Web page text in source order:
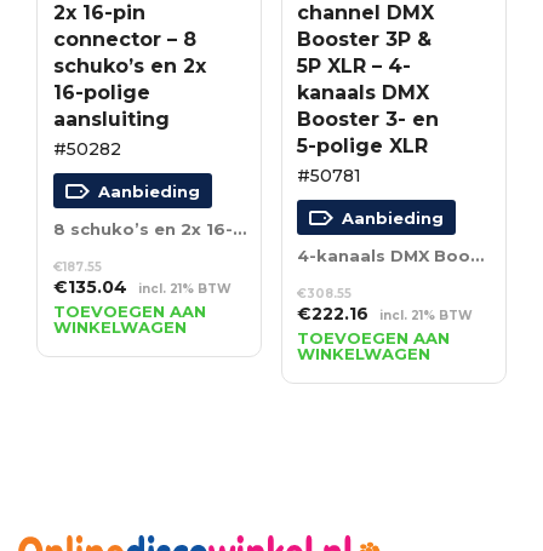
2x 16-pin
connector – 8
schuko’s en 2x
16-polige
aansluiting
#50282
Aanbieding
8 schuko’s en 2x 16-polige aansluiting
€187.55
Oorspronkelijke
prijs
was:
€187.55.
€135.04Huidige
prijs
is:
€135.04.
incl. 21% BTW
TOEVOEGEN AAN
WINKELWAGEN
channel DMX
Booster 3P &
5P XLR – 4-
kanaals DMX
Booster 3- en
5-polige XLR
#50781
Aanbieding
4-kanaals DMX Booster 3- en 5-polige XLR
€308.55
Oorspronkelijke
prijs
was:
€308.55.
€222.16 Huidige
prijs
is:
€222.16.
incl. 21% BTW
TOEVOEGEN AAN
WINKELWAGEN